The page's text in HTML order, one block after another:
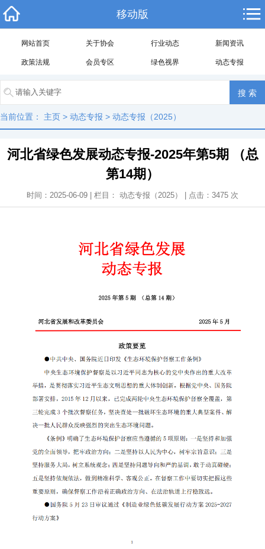
移动版
网站首页 关于协会 行业动态 新闻资讯
政策法规 会员专区 绿色视界 动态专报
当前位置： 主页 > 动态专报 > 动态专报（2025）
河北省绿色发展动态专报-2025年第5期 （总
第14期）
时间：2025-06-09 | 栏目： 动态专报（2025） | 点击： 3475 次